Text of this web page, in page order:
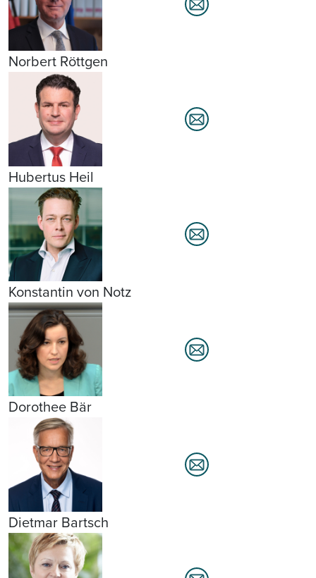
Norbert Röttgen
Hubertus Heil
Konstantin von Notz
Dorothee Bär
Dietmar Bartsch